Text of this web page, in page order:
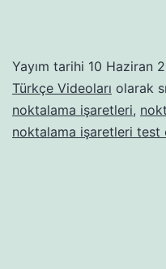
Yayım tarihi 10 Haziran
Türkçe Videoları olarak
noktalama işaretleri,
noktalama işaretleri test